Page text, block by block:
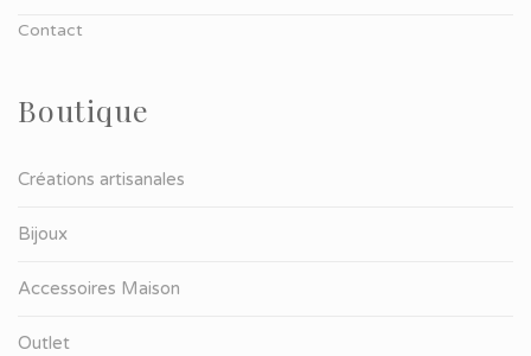
Contact
Boutique
Créations artisanales
Bijoux
Accessoires Maison
Outlet